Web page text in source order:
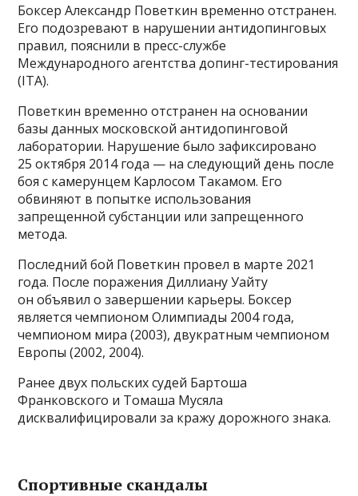
Боксер Александр Поветкин временно отстранен.
Его подозревают в нарушении антидопинговых
правил, пояснили в пресс-службе
Международного агентства допинг-тестирования
(ITA).
Поветкин временно отстранен на основании
базы данных московской антидопинговой
лаборатории. Нарушение было зафиксировано
25 октября 2014 года — на следующий день после
боя с камерунцем Карлосом Такамом. Его
обвиняют в попытке использования
запрещенной субстанции или запрещенного
метода.
Последний бой Поветкин провел в марте 2021
года. После поражения Диллиану Уайту
он объявил о завершении карьеры. Боксер
является чемпионом Олимпиады 2004 года,
чемпионом мира (2003), двукратным чемпионом
Европы (2002, 2004).
Ранее двух польских судей Бартоша
Франковского и Томаша Мусяла
дисквалифицировали за кражу дорожного знака.
Спортивные скандалы